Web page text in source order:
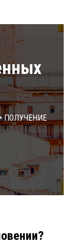
Получение